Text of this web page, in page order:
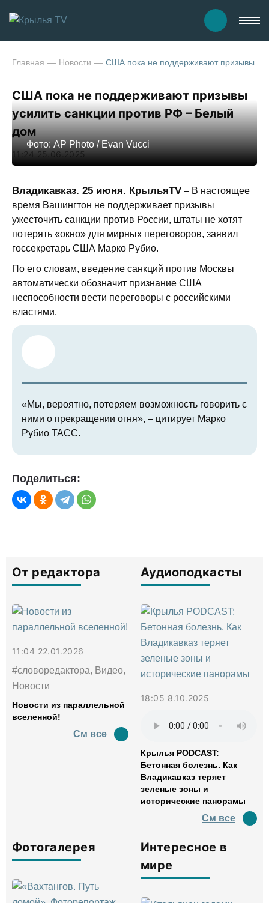
Главная Новости США пока не поддерживают призывы
США пока не поддерживают призывы
усилить санкции против РФ – Белый
дом
11:24 25.06.2025
Фото: AP Photo / Evan Vucci
Владикавказ. 25 июня. КрыльяTV – В настоящее
время Вашингтон не поддерживает призывы
ужесточить санкции против России, штаты не хотят
потерять «окно» для мирных переговоров, заявил
госсекретарь США Марко Рубио.
По его словам, введение санкций против Москвы
автоматически обозначит признание США
неспособности вести переговоры с российскими
властями.
«Мы, вероятно, потеряем возможность говорить с
ними о прекращении огня», – цитирует Марко
Рубио ТАСС.
Поделиться:
От редактора
11:04 22.01.2026
#словоредактора, Видео,
Новости
Новости из параллельной
вселенной!
См все
Аудиоподкасты
18:05 8.10.2025
Крылья PODCAST:
Бетонная болезнь. Как
Владикавказ теряет
зеленые зоны и
исторические панорамы
См все
Фотогалерея
Интересное в
мире